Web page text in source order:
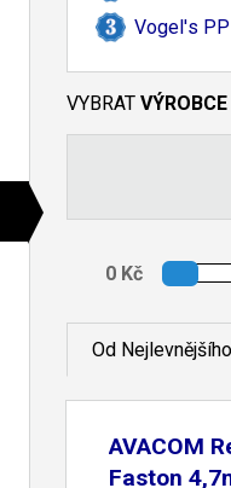
Vogel's
VYBRAT VÝROBCE
Od Nejlevnějšího
AVACOM
Faston